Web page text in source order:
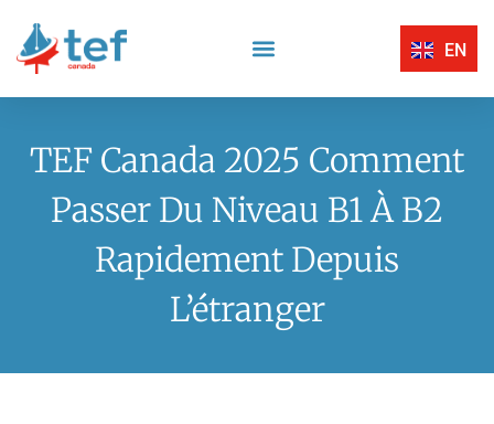
EN
TEF Canada 2025 Comment
Passer Du Niveau B1 À B2
Rapidement Depuis
L’étranger